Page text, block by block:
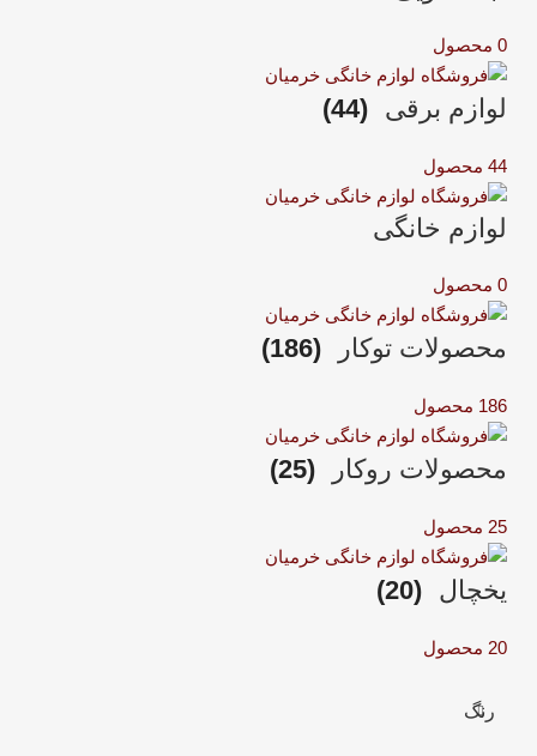
0 محصول
لوازم برقی (44)
44 محصول
لوازم خانگی
0 محصول
محصولات توکار (186)
186 محصول
محصولات روکار (25)
25 محصول
یخچال (20)
20 محصول
رنگ